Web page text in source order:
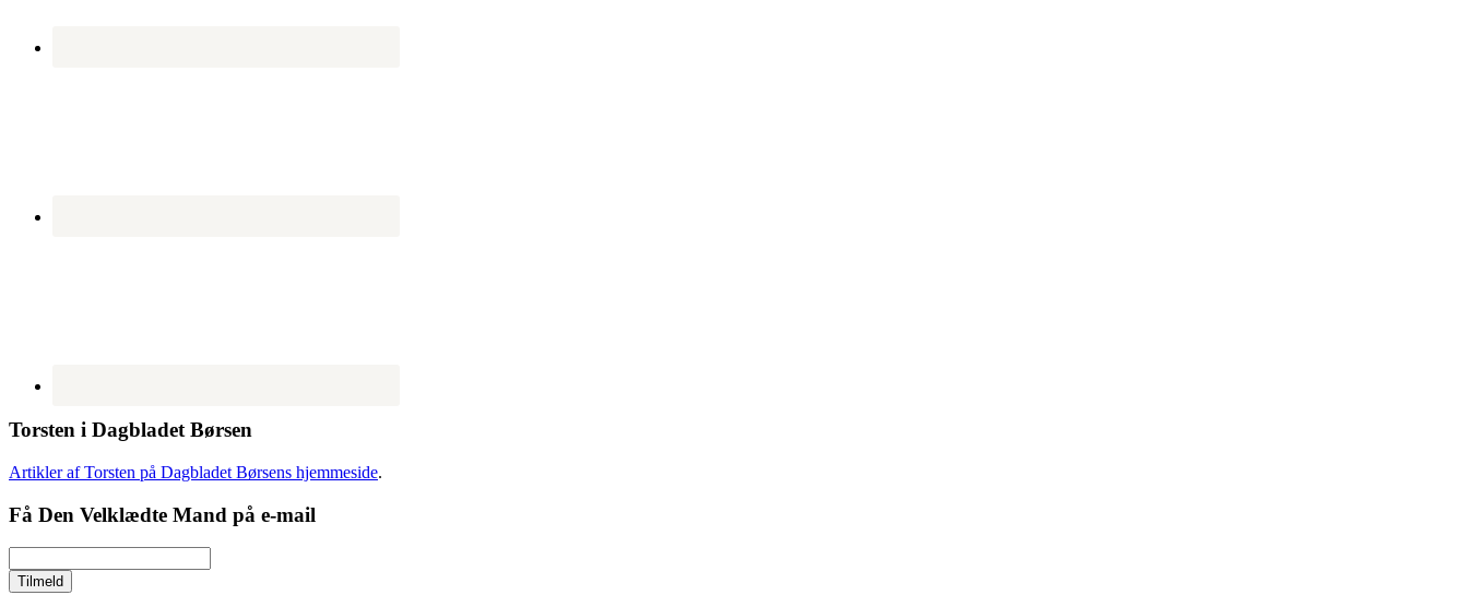
Torsten i Dagbladet Børsen
Artikler af Torsten på Dagbladet Børsens hjemmeside.
Få Den Velklædte Mand på e-mail